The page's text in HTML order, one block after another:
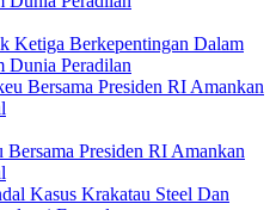
Ketiga Berkepentingan Dalam
Peradilan
Presiden RI Amankan